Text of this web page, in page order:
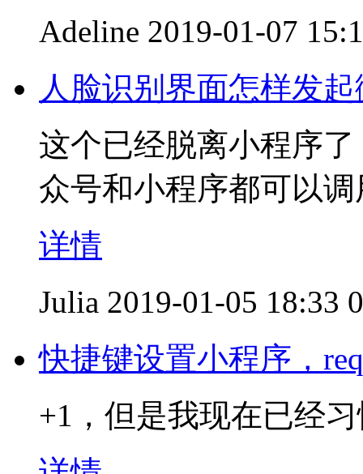
Adeline 2019-01-07
人脸识别界面怎样发
这个已经脱离小程序
众号和小程序都可以
详情
Julia 2019-01-05 18:33
快捷键设置小程序，
+1，但是我现在已经